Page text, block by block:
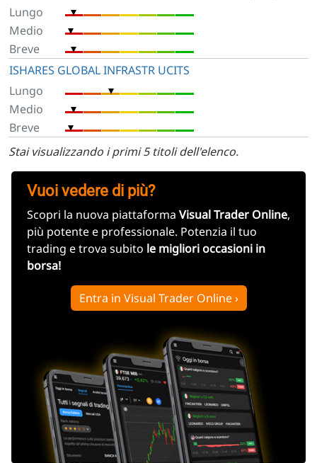
ISHARES GLOBAL INFRASTR UCITS
Stai visualizzando i primi 5 titoli dell'elenco.
Vuoi vedere di più?
Scopri la nuova piattaforma Visual Trader Online,
più potente e professionale. Potenzia il tuo
trading e trova subito le migliori occasioni in
borsa!
Entra in Visual Trader Online ›